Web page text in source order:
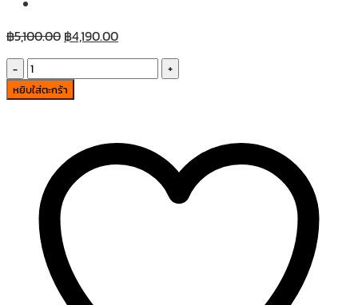
฿5,100.00 Original
price
was:
฿5,100.00.
฿4,190.00Current
price
is:
จำนวน
F
1111.1712
หยิบใส่ตะกร้า